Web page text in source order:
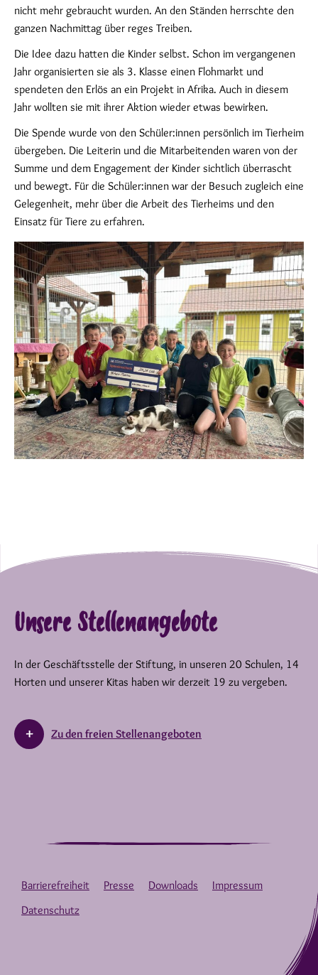
nicht mehr gebraucht wurden. An den Ständen herrschte den
ganzen Nachmittag über reges Treiben.
Die Idee dazu hatten die Kinder selbst. Schon im vergangenen
Jahr organisierten sie als 3. Klasse einen Flohmarkt und
spendeten den Erlös an ein Projekt in Afrika. Auch in diesem
Jahr wollten sie mit ihrer Aktion wieder etwas bewirken.
Die Spende wurde von den Schüler:innen persönlich im Tierheim
übergeben. Die Leiterin und die Mitarbeitenden waren von der
Summe und dem Engagement der Kinder sichtlich überrascht
und bewegt. Für die Schüler:innen war der Besuch zugleich eine
Gelegenheit, mehr über die Arbeit des Tierheims und den
Einsatz für Tiere zu erfahren.
Unsere Stellenangebote
In der Geschäftsstelle der Stiftung, in unseren 20 Schulen, 14
Horten und unserer Kitas haben wir derzeit 19 zu vergeben.
Zu den freien Stellenangeboten
Barrierefreiheit Presse Downloads
Impressum
Datenschutz